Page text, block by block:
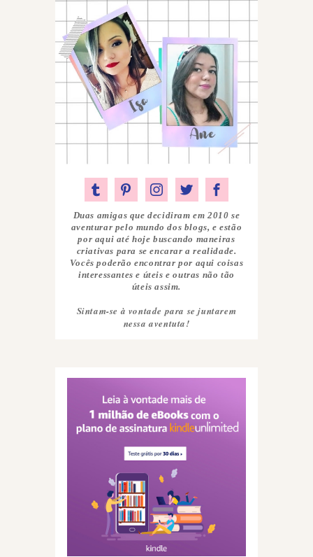
Duas amigas que decidiram em 2010 se
aventurar pelo mundo dos blogs, e estão
por aqui até hoje buscando maneiras
criativas para se encarar a realidade.
Vocês poderão encontrar por aqui coisas
interessantes e úteis e outras não tão
úteis assim.
Sintam-se à vontade para se juntarem
nessa aventuta!